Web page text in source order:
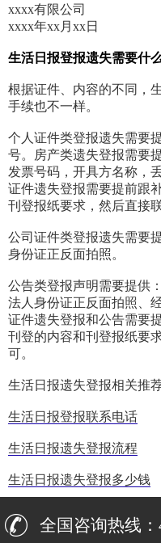
xxxx有限公司
xxxx年xx月xx日
生活日报登报遗失需要什
根据证件、内容的不同，
手续也不一样。
个人证件类登报遗失需要
号。房产类遗失登报需要
发票号码，开具方名称，
证件遗失登报需要提前跟
刊登报纸要求，然后直接
公司证件类登报遗失需要
身份证正反面拍照。
公告类登报声明需要提供
法人身份证正反面拍照、
证件遗失登报和公告需要
刊登的内容和刊登报纸要
可。
生活日报遗失登报相关推荐
生活日报登报联系电话
生活日报遗失登报流程
生活日报遗失登报多少钱
全国咨询热线